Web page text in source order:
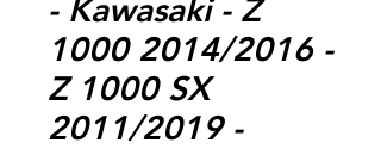
- Kawasaki - Z
1000 2014/2016 -
Z 1000 SX
2011/2019 -